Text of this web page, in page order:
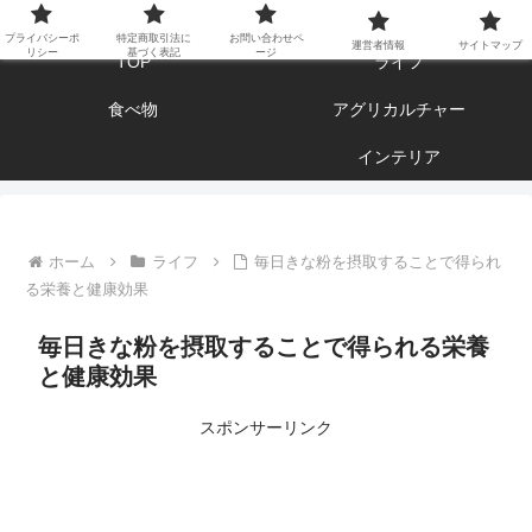
エンジョイ ブログライフ
TOP ライフ
食べ物 アグリカルチャー
インテリア
ホーム ライフ
毎日きな粉を摂取することで得られ
る栄養と健康効果
毎日きな粉を摂取することで得られる栄養
と健康効果
スポンサーリンク
プライバシーポ
リシー
特定商取引法に
基づく表記
お問い合わせペ
ージ
運営者情報 サイトマップ